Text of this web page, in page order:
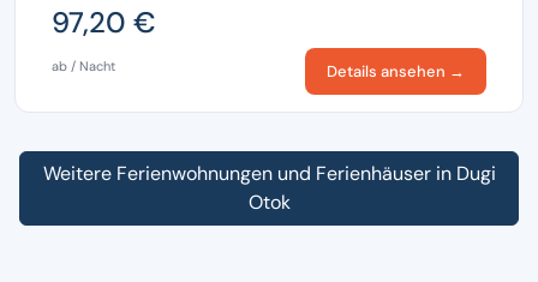
97,20 €
ab / Nacht Details ansehen →
Weitere Ferienwohnungen und Ferienhäuser in Dugi
Otok